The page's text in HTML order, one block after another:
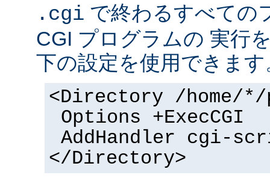
.cgi で終わるすべての
CGI プログラムの 実行
下の設定を使用できます
<Directory /home/
Options +ExecCGI
AddHandler cgi-
</Directory>